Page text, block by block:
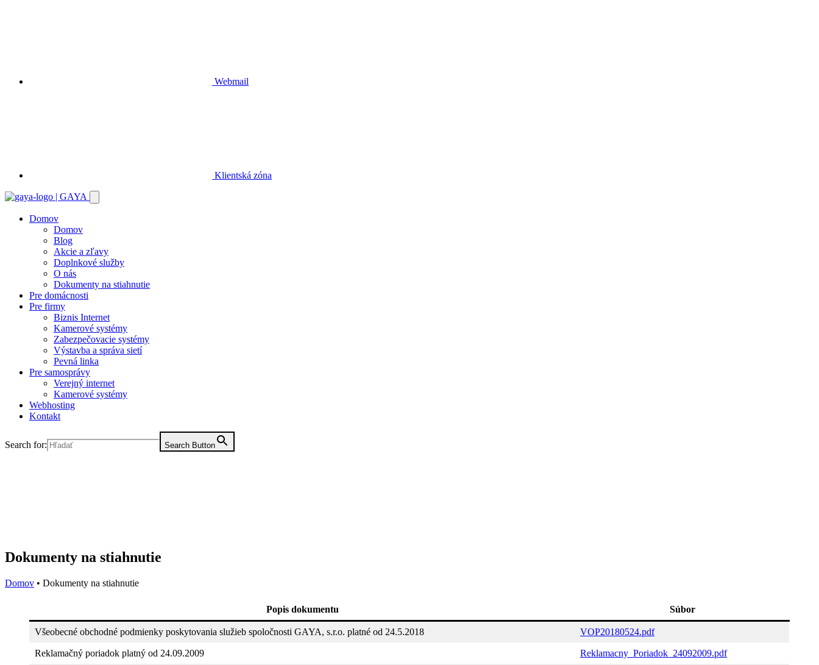
Webmail
Klientská zóna
Domov
Domov
Blog
Akcie a zľavy
Doplnkové služby
O nás
Dokumenty na stiahnutie
Pre domácnosti
Pre firmy
Biznis Internet
Kamerové systémy
Zabezpečovacie systémy
Výstavba a správa sietí
Pevná linka
Pre samosprávy
Verejný internet
Kamerové systémy
Webhosting
Kontakt
Search for: Search Button
Dokumenty na stiahnutie
Domov • Dokumenty na stiahnutie
Popis dokumentu Súbor
Všeobecné obchodné podmienky poskytovania služieb spoločnosti GAYA, s.r.o. platné od 24.5.2018 VOP20180524.pdf
Reklamačný poriadok platný od 24.09.2009 Reklamacny_Poriadok_24092009.pdf